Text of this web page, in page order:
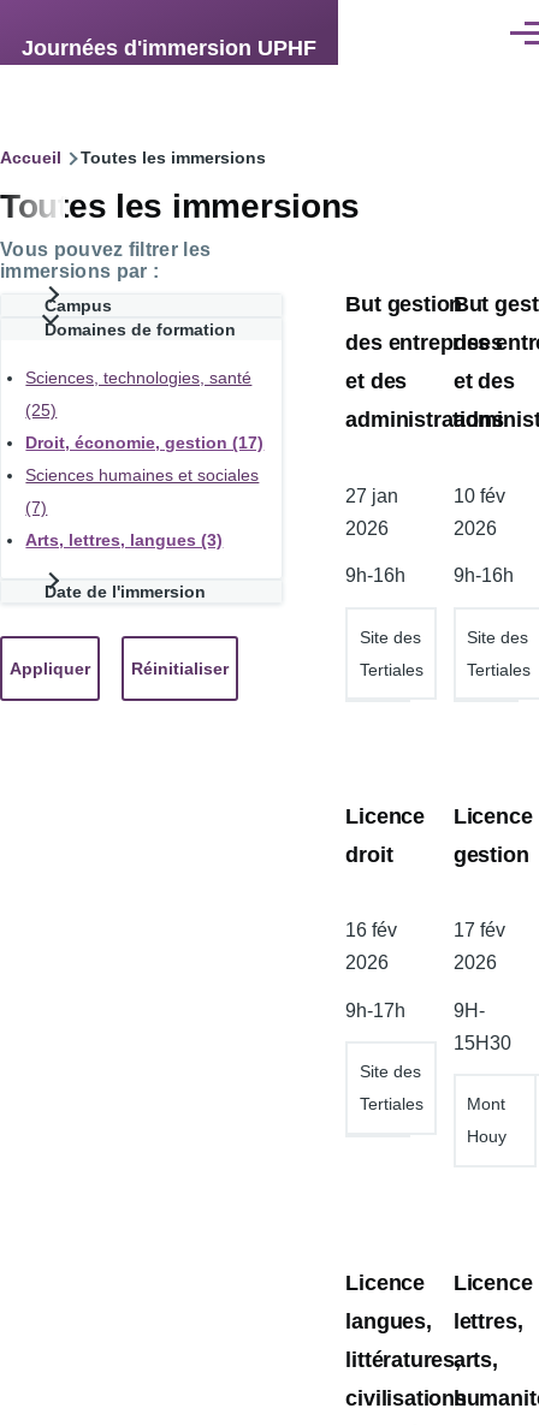
Journées d'immersion UPHF
Fil
d'Ariane
Accueil Toutes les immersions
Toutes les immersions
Vous pouvez filtrer les
immersions par :
Campus
Domaines de formation
Sciences, technologies, santé
(25)
Droit, économie, gestion (17)
Sciences humaines et sociales
(7)
Arts, lettres, langues (3)
Date de l'immersion
But gestion
des entreprises
et des
administrations
Date
de
27 jan
2026
9h-16h
Site des
Tertiales
But
des
et des
Date
de
10 fév
2026
9h-16h
Site des
Tertiales
Licence
droit
Date
de
16 fév
2026
9h-17h
Site des
Tertiales
Licence
gestion
Date
de
17 fév
2026
9H-
15H30
Mont
Houy
Licence
langues,
littératures,
civilisations
Licence
lettres,
arts,